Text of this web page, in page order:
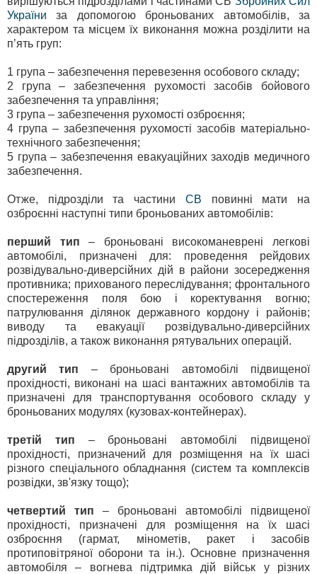
України за допомогою броньованих автомобілів, за
характером та місцем їх виконання можна розділити на
п’ять груп:
1 група – забезпечення перевезення особового складу;
2 група – забезпечення рухомості засобів бойового
забезпечення та управління;
3 група – забезпечення рухомості озброєння;
4 група – забезпечення рухомості засобів матеріально-
технічного забезпечення;
5 група – забезпечення евакуаційних заходів медичного
забезпечення.
Отже, підрозділи та частини СВ повинні мати на
озброєнні наступні типи броньованих автомобілів:
перший тип – броньовані високоманеврені легкові
автомобілі, призначені для: проведення рейдових
розвідувально-диверсійних дій в райони зосередження
противника; прихованого переслідування; фронтального
спостереження поля бою і коректування вогню;
патрулювання ділянок державного кордону і районів;
виводу та евакуації розвідувально-диверсійних
підрозділів, а також виконання рятувальних операцій.
другий тип – броньовані автомобілі підвищеної
прохідності, виконані на шасі вантажних автомобілів та
призначені для транспортування особового складу у
броньованих модулях (кузовах-контейнерах).
третій тип – броньовані автомобілі підвищеної
прохідності, призначений для розміщення на їх шасі
різного спеціального обладнання (систем та комплексів
розвідки, зв'язку тощо);
четвертий тип – броньовані автомобілі підвищеної
прохідності, призначені для розміщення на їх шасі
озброєння (гармат, мінометів, ракет і засобів
протиповітряної оборони та ін.). Основне призначення
автомобіля – вогнева підтримка дій військ у різних